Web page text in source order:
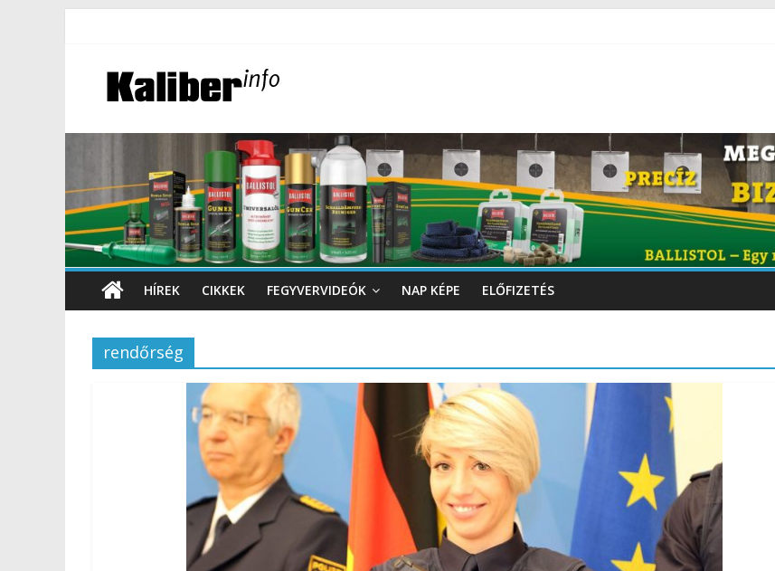
HÍREK CIKKEK FEGYVERVIDEÓK NAP KÉPE ELŐFIZETÉS
rendőrség